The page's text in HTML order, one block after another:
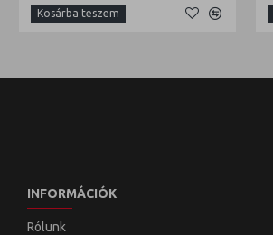
Kosárba teszem
INFORMÁCIÓK
Rólunk